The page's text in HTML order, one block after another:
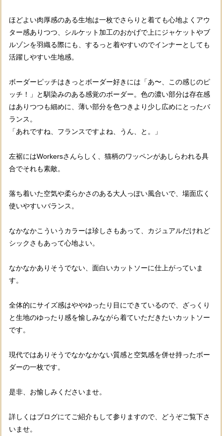
ほどよい肉厚感のある生地は一枚でさらりと着ても心地よくアウ
ター感ありつつ、シルケット加工のおかげで上にジャケットやブ
ルゾンを羽織る際にも、するっと着やすいのでインナーとしても
活躍しやすい生地感。
ボーダーピッチはきっとボーダー好きには「あ〜、この感じのピ
ッチ！」と馴染みのある感覚のボーダー。色の濃い部分は存在感
はありつつも細めに、薄い部分を色つきより少し広めにとったバ
ランス。
「あれですね、フランスですよね、うん、と。」
左裾にはWorkersさんらしく、猫柄のワッペンがあしらわれる具
合でそれも素敵。
落ち着いた空気や柔らかさのある大人っぽい風合いで、場面広く
使いやすいバランス。
なかなかこういうカラーは珍しさもあって、カジュアルだけれど
シックさもあって心地よい。
なかなかありそうでない、面白いカットソーに仕上がっていま
す。
全体的にサイズ感はややゆったり目にできているので、ざっくり
と生地のゆったり感を愉しみながら着ていただきたいカットソー
です。
現代ではありそうでなかなかない質感と空気感を併せ持ったボー
ダーの一枚です。
是非、お愉しみくださいませ。
詳しくはブログにてご紹介もして参りますので、どうぞご覧下さ
いませ。